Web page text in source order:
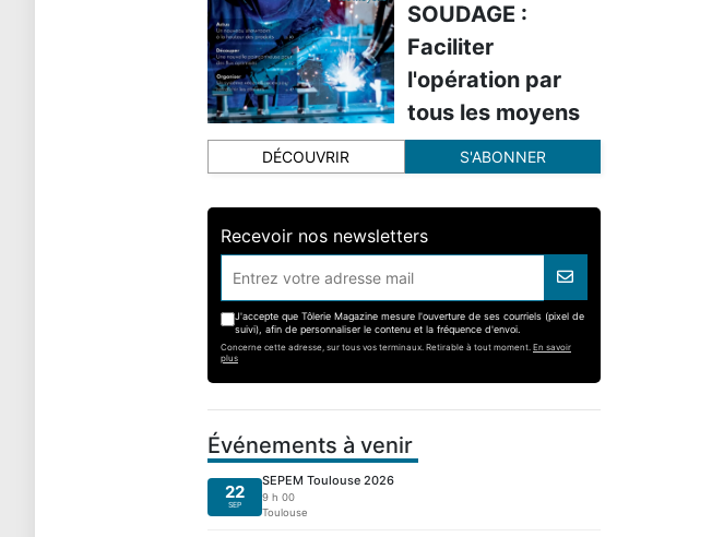
SOUDAGE :
Faciliter
l'opération par
tous les moyens
DÉCOUVRIR S'ABONNER
Recevoir nos newsletters
J'accepte que Tôlerie Magazine mesure l'ouverture de ses courriels (pixel de
suivi), afin de personnaliser le contenu et la fréquence d'envoi.
Concerne cette adresse, sur tous vos terminaux. Retirable à tout moment. En savoir
plus
Événements à venir
22
SEP
SEPEM Toulouse 2026
9 h 00
Toulouse